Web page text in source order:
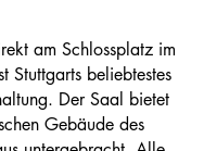
am Schlossplatz im
Stuttgarts beliebtestes
Der Saal bietet
Gebäude des